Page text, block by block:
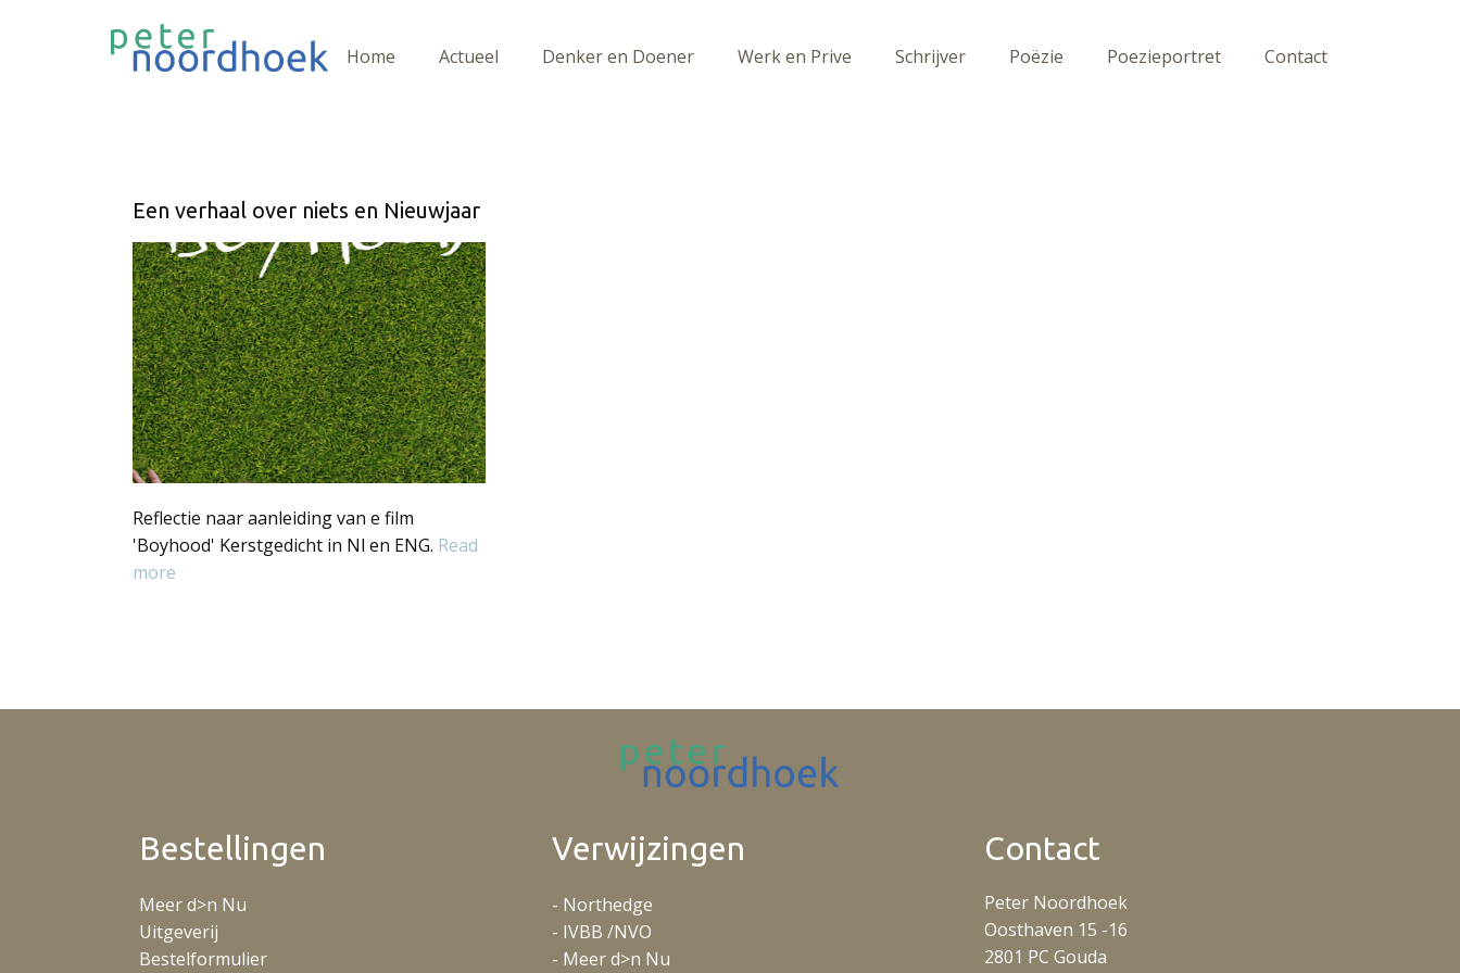
Home Actueel Denker en Doener Werk en Prive Schrijver Poëzie Poezieportret Contact
Een verhaal over niets en Nieuwjaar
Reflectie naar aanleiding van e film
'Boyhood' Kerstgedicht in Nl en ENG. Read
more
Bestellingen
Meer d>n Nu
Uitgeverij
Bestelformulier
Verwijzingen
- Northedge
- IVBB /NVO
- Meer d>n Nu
Contact
Peter Noordhoek
Oosthaven 15 -16
2801 PC Gouda